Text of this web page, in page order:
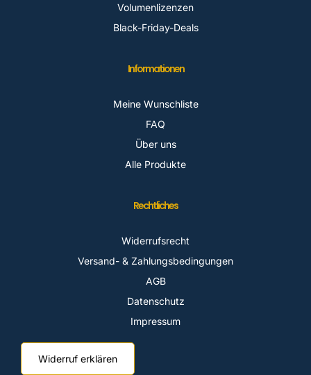
Volumenlizenzen
Black-Friday-Deals
Informationen
Meine Wunschliste
FAQ
Über uns
Alle Produkte
Rechtliches
Widerrufsrecht
Versand- & Zahlungsbedingungen
AGB
Datenschutz
Impressum
Widerruf erklären